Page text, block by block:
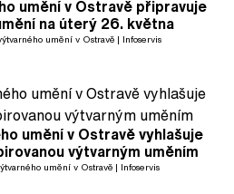
umění v Ostravě připravuje
na úterý 26. května
umění v Ostravě Infoservis
umění v Ostravě vyhlašuje
výtvarným uměním
umění v Ostravě Infoservis